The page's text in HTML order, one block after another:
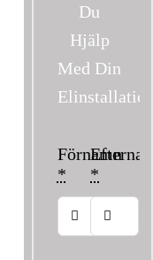
Du
Hjälp
Med Din
Förnamn
*
*